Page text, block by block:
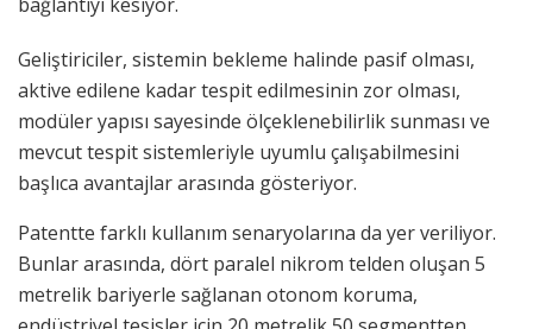
Geliştiriciler, sistemin bekleme halinde pasif olması,
aktive edilene kadar tespit edilmesinin zor olması,
modüler yapısı sayesinde ölçeklenebilirlik sunması ve
mevcut tespit sistemleriyle uyumlu çalışabilmesini
başlıca avantajlar arasında gösteriyor.
Patentte farklı kullanım senaryolarına da yer veriliyor.
Bunlar arasında, dört paralel nikrom telden oluşan 5
metrelik bariyerle sağlanan otonom koruma,